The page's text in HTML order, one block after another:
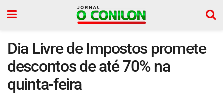
Dia Livre de Impostos promete
descontos de até 70% na
quinta-feira